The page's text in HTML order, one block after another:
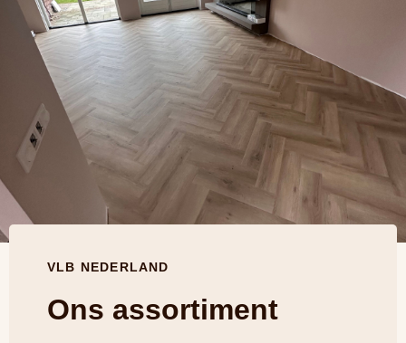
VLB NEDERLAND
Ons assortiment